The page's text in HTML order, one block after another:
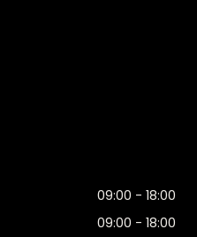
09:00 - 18:00
09:00 - 18:00